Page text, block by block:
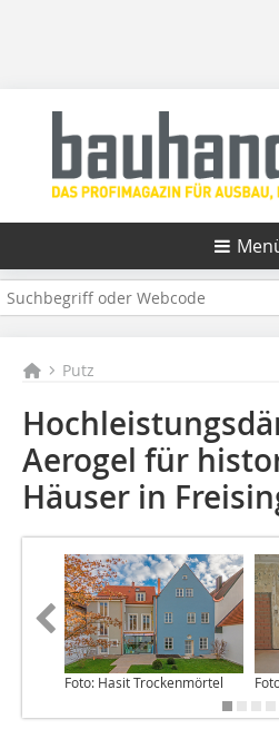
Putz
Aerogel für
Häuser in
Foto: Hasit Trockenmörtel